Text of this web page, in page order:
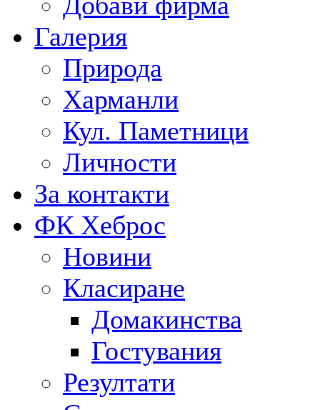
Галерия
Природа
Харманли
Кул. Паметници
Личности
За контакти
ФК Хеброс
Новини
Класиране
Домакинства
Гостувания
Резултати